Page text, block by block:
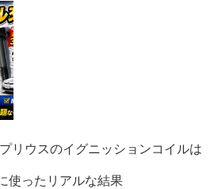
リウスのイグニッションコイルは
使ったリアルな結果